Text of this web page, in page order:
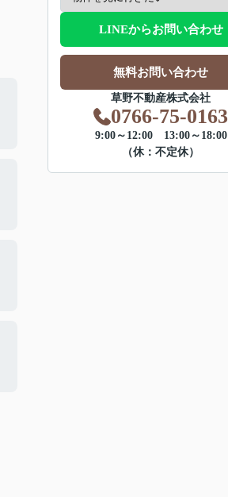
LINEからお問い合わせ
無料お問い合わせ
草野不動産株式会社
0766-75-0163
9:00～12:00 13:00～18:00
（休：不定休）